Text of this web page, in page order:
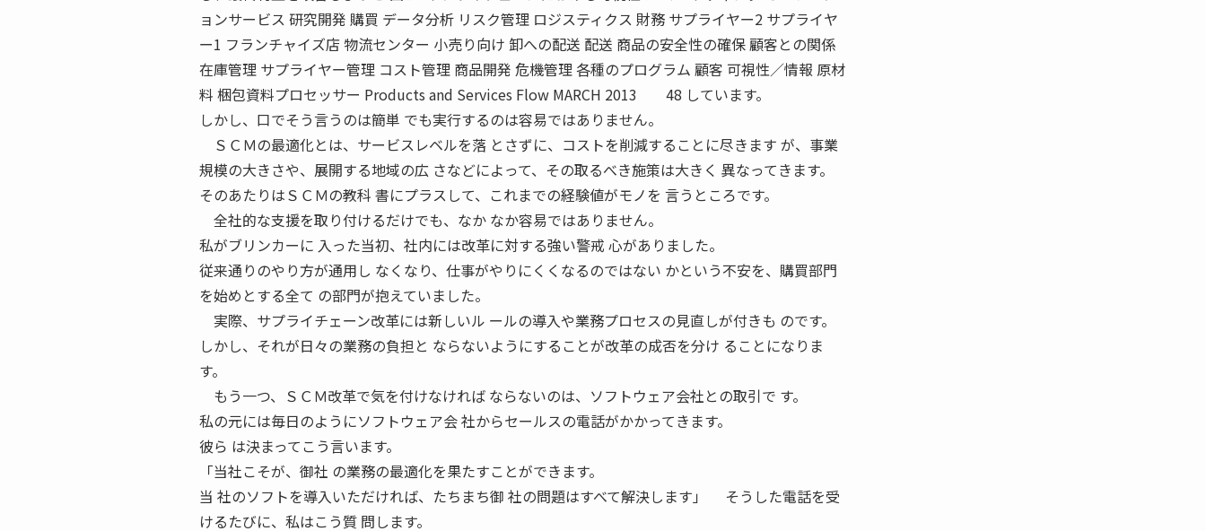
ョンサービス 研究開発 購買 データ分析 リスク管理 ロジスティクス 財務 サプライヤー2 サプライヤ
ー1 フランチャイズ店 物流センター 小売り向け 卸への配送 配送 商品の安全性の確保 顧客との関係
在庫管理 サプライヤー管理 コスト管理 商品開発 危機管理 各種のプログラム 顧客 可視性／情報 原材
料 梱包資料プロセッサー Products and Services Flow MARCH 2013 48 しています。
しかし、口でそう言うのは簡単 でも実行するのは容易ではありません。
ＳＣＭの最適化とは、サービスレベルを落 とさずに、コストを削減することに尽きます が、事業
規模の大きさや、展開する地域の広 さなどによって、その取るべき施策は大きく 異なってきます。
そのあたりはＳＣＭの教科 書にプラスして、これまでの経験値がモノを 言うところです。
全社的な支援を取り付けるだけでも、なか なか容易ではありません。
私がブリンカーに 入った当初、社内には改革に対する強い警戒 心がありました。
従来通りのやり方が通用し なくなり、仕事がやりにくくなるのではない かという不安を、購買部門
を始めとする全て の部門が抱えていました。
実際、サプライチェーン改革には新しいル ールの導入や業務プロセスの見直しが付きも のです。
しかし、それが日々の業務の負担と ならないようにすることが改革の成否を分け ることになりま
す。
もう一つ、ＳＣＭ改革で気を付けなければ ならないのは、ソフトウェア会社との取引で す。
私の元には毎日のようにソフトウェア会 社からセールスの電話がかかってきます。
彼ら は決まってこう言います。
「当社こそが、御社 の業務の最適化を果たすことができます。
当 社のソフトを導入いただければ、たちまち御 社の問題はすべて解決します」 そうした電話を受
けるたびに、私はこう質 問します。